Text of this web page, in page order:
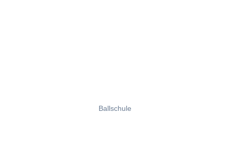
Ballschule